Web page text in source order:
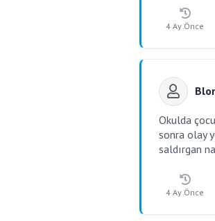
4 Ay Önce
Okulda
sonra olay
saldırgan
4 Ay Önce